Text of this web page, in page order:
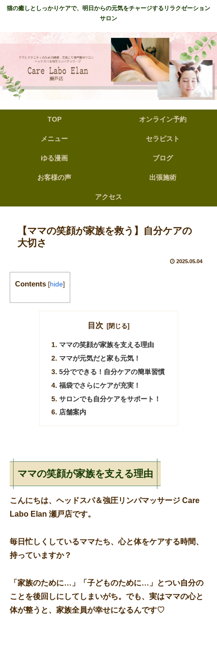
猫の癒しとしっかりケアで、明日からの元気をチャージするリラクゼーション
サロン
TOP オンライン予約
メニュー セラピスト
ゆる漫画 ブログ
お客様の声 出張施術
アクセス
【ママの笑顔が家族を救う】自分ケアの
大切さ
2025.05.04
Contents [hide]
目次
ママの笑顔が家族を支える理由
ママが元気だと家も元気！
5分でできる！自分ケアの簡単習慣
福袋でさらにケアが充実！
サロンでも自分ケアをサポート！
店舗案内
ママの笑顔が家族を支える理由
こんにちは、 ヘッドスパ＆強圧リンパマッサージ Care
Labo Elan 瀬戸店です。
毎日忙しくしているママたち、心と体をケアする時間、
持っていますか？
「家族のために…」「子どものために…」とつい自分の
ことを後回しにしてしまいがち。でも、実はママの心と
体が整うと、家族全員が幸せになるんです♡